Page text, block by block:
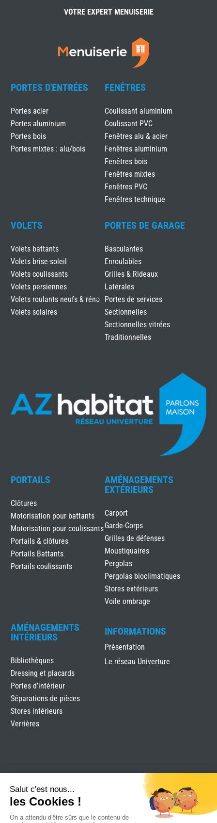
VOTRE EXPERT MENUISERIE
PORTES D'ENTRÉES
Portes acier
Portes aluminium
Portes bois
Portes mixtes : alu/bois
FENÊTRES
Coulissant aluminium
Coulissant PVC
Fenêtres alu & acier
Fenêtres aluminium
Fenêtres bois
Fenêtres mixtes
Fenêtres PVC
Fenêtres technique
VOLETS
Volets battants
Volets brise-soleil
Volets coulissants
Volets persiennes
Volets roulants neufs & réno
Volets solaires
PORTES DE GARAGE
Basculantes
Enroulables
Grilles & Rideaux
Latérales
Portes de services
Sectionnelles
Sectionnelles vitrées
Traditionnelles
PORTAILS
Clôtures
Motorisation pour battants
Motorisation pour coulissants
Portails & clôtures
Portails Battants
Portails coulissants
AMÉNAGEMENTS
EXTÉRIEURS
Carport
Garde-Corps
Grilles de défenses
Moustiquaires
Pergolas
Pergolas bioclimatiques
Stores extérieurs
Voile ombrage
AMÉNAGEMENTS
INTÉRIEURS
Bibliothèques
Dressing et placards
Portes d’intérieur
Séparations de pièces
Stores intérieurs
Verrières
INFORMATIONS
Présentation
Le réseau Univerture
AZ Habitat Mentions légales
Plan du site
Réalisation Attraptemps